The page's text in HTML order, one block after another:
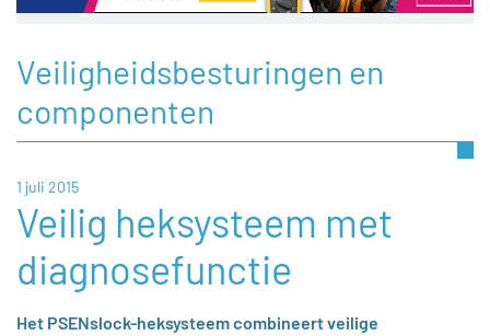
Veiligheidsbesturingen en
componenten
1 juli 2015
Veilig heksysteem met
diagnosefunctie
Het PSENslock-heksysteem combineert veilige